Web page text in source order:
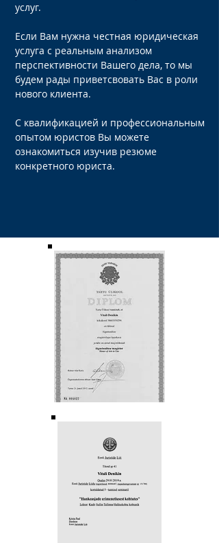
услуг.
Если Вам нужна честная юридическая
услуга с реальным анализом
перспективности Вашего дела, то мы
будем рады приветсвовать Вас в роли
нового клиента.
C квалификацией и профессиональным
опытом юристов Вы можете
ознакомиться изучив резюме
конкретного юриста.